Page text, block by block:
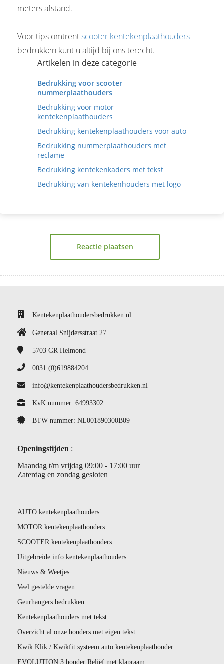
meters afstand.
Voor tips omtrentscooter kentekenplaathouders
bedrukken kunt u altijd bij ons terecht.
Artikelen in deze categorie
Bedrukking voor scooter
nummerplaathouders
Bedrukking voor motor
kentekenplaathouders
Bedrukking kentekenplaathouders voor auto
Bedrukking nummerplaathouders met
reclame
Bedrukking kentekenkaders met tekst
Bedrukking van kentekenhouders met logo
Reactie plaatsen
Kentekenplaathoudersbedrukken.nl
Generaal Snijdersstraat 27
5703 GR Helmond
0031 (0)619884204
info@kentekenplaathoudersbedrukken.nl
KvK nummer: 64993302
BTW nummer: NL001890300B09
Openingstijden :
Maandag t/m vrijdag 09:00 - 17:00 uur
Zaterdag en zondag gesloten
AUTO kentekenplaathouders
MOTOR kentekenplaathouders
SCOOTER kentekenplaathouders
Uitgebreide info kentekenplaathouders
Nieuws & Weetjes
Veel gestelde vragen
Geurhangers bedrukken
Kentekenplaathouders met tekst
Overzicht al onze houders met eigen tekst
Kwik Klik / Kwikfit systeem auto kentekenplaathouder
EVOLUTION 3 houder Reliëf met klapraam